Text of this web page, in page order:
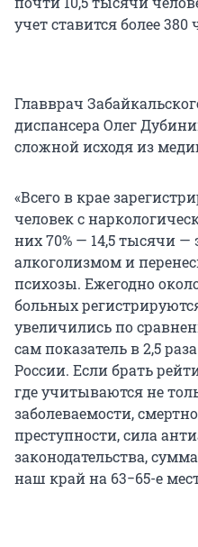
учет ставится более 380
Главврач
диспансера Олег
сложной исходя из
«Всего в крае
человек с
них 70% — 14,5 тысячи
алкоголизмом и
психозы. Ежегодно
больных
увеличились по
сам показатель в 2,5
России. Если брать
где учитываются не
заболеваемости,
преступности, сила
законодательства,
наш край на 63−65-е